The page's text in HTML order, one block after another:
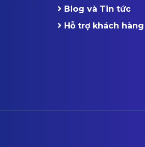
Blog và Tin tức
Hỗ trợ khách hàng